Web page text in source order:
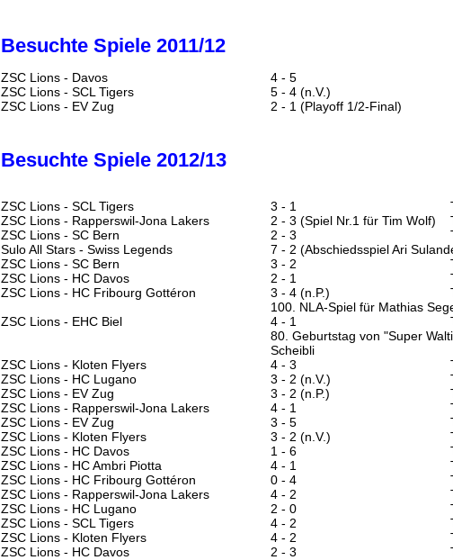
Besuchte Spiele 2011/12
ZSC Lions - Davos
4 - 5
ZSC Lions - SCL Tigers
5 - 4 (n.V.)
ZSC Lions - EV Zug 2 - 1 (Playoff 1/2-Final)
Besuchte Spiele 2012/13
ZSC Lions - SCL Tigers 3 - 1
ZSC Lions - Rapperswil-Jona Lakers 2 - 3 (Spiel Nr.1 für Tim Wolf)
ZSC Lions - SC Bern 2 - 3
Sulo All Stars - Swiss Legends
7 - 2 (Abschiedsspiel Ari
ZSC Lions - SC Bern 3 - 2
ZSC Lions - HC Davos 2 - 1
ZSC Lions - HC Fribourg Gottéron 3 - 4 (n.P.)
100. NLA-Spiel für Mathias
ZSC Lions - EHC Biel 4 - 1
80. Geburtstag von "Super
Scheibli
ZSC Lions - Kloten Flyers 4 - 3
ZSC Lions - HC Lugano 3 - 2 (n.V.)
ZSC Lions - EV Zug 3 - 2 (n.P.)
ZSC Lions - Rapperswil-Jona Lakers 4 - 1
ZSC Lions - EV Zug 3 - 5
ZSC Lions - Kloten Flyers 3 - 2 (n.V.)
ZSC Lions - HC Davos 1 - 6
ZSC Lions - HC Ambri Piotta 4 - 1
ZSC Lions - HC Fribourg Gottéron 0 - 4
ZSC Lions - Rapperswil-Jona Lakers 4 - 2
ZSC Lions - HC Lugano 2 - 0
ZSC Lions - SCL Tigers 4 - 2
ZSC Lions - Kloten Flyers 4 - 2
ZSC Lions - HC Davos 2 - 3